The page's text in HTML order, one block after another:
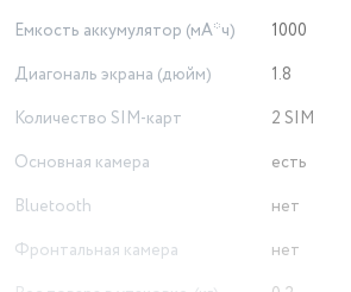
Емкость аккумулятор (мА*ч)
1000
Диагональ экрана (дюйм)
1.8
Количество SIM-карт
2 SIM
Основная камера
есть
Bluetooth
нет
Фронтальная камера
нет